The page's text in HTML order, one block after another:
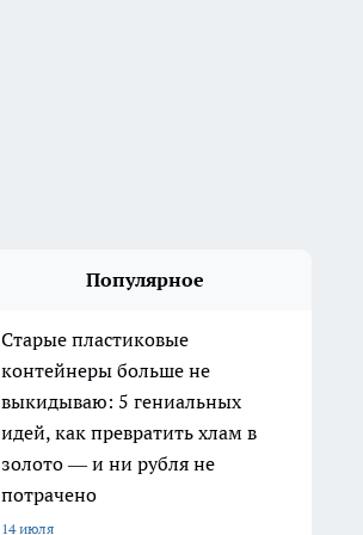
Популярное
Старые пластиковые
контейнеры больше не
выкидываю: 5 гениальных
идей, как превратить хлам в
золото — и ни рубля не
потрачено
14 июля